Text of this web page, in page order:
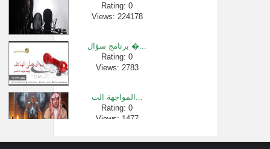
Rating: 0
Views: 224178
برنامج سؤال �...
Rating: 0
Views: 2783
المواجهة الت...
Rating: 0
Views: 1477